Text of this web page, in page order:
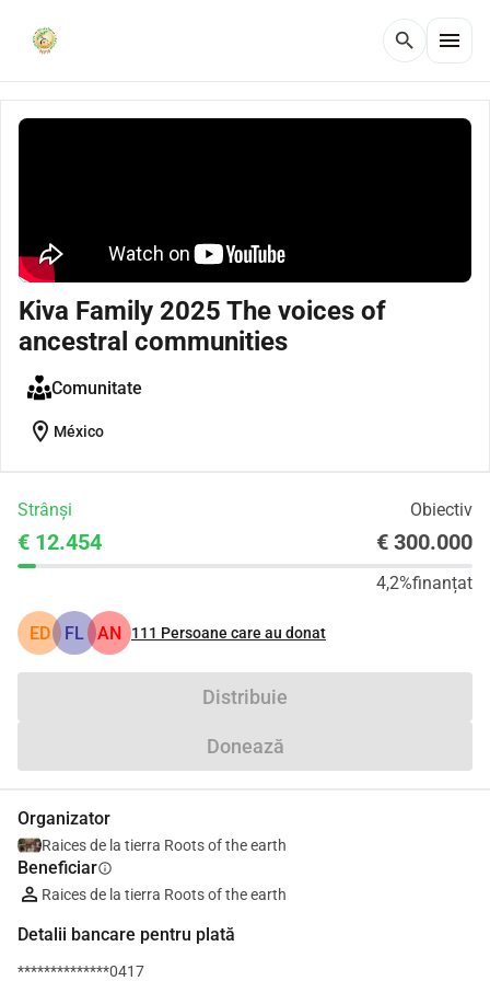
search menu
Kiva Family 2025 The voices of
ancestral communities
Comunitate
location_on México
Strânși Obiectiv
€ 12.454 € 300.000
4,2%finanțat
ED FL AN 111 Persoane care au donat
Distribuie
Donează
Organizator
Raices de la tierra Roots of the earth
Beneficiarinfo
Raices de la tierra Roots of the earth
Detalii bancare pentru plată
**************0417